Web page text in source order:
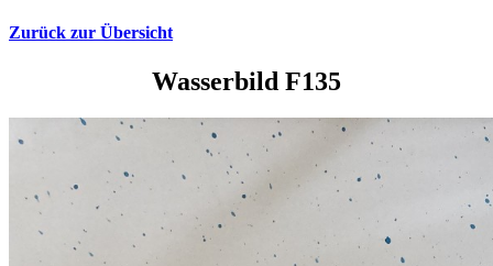
Zurück zur Übersicht
Wasserbild F135